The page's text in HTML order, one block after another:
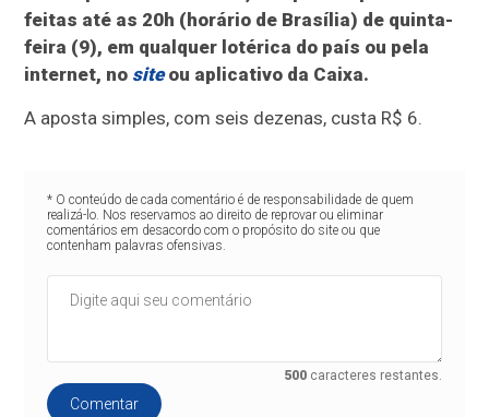
feitas até as 20h (horário de Brasília) de quinta-
feira (9), em qualquer lotérica do país ou pela
internet, no site ou aplicativo da Caixa.
A aposta simples, com seis dezenas, custa R$ 6.
* O conteúdo de cada comentário é de responsabilidade de quem
realizá-lo. Nos reservamos ao direito de reprovar ou eliminar
comentários em desacordo com o propósito do site ou que
contenham palavras ofensivas.
500 caracteres restantes.
Comentar